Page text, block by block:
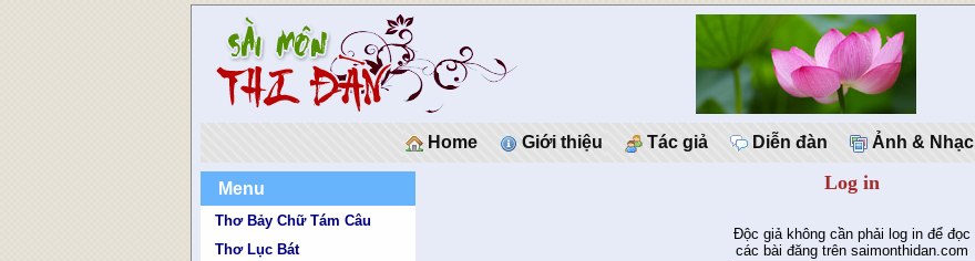
Home Giới thiệu Tác giả Diễn đàn Ảnh & Nhạc
Menu
Thơ Bảy Chữ Tám Câu
Thơ Lục Bát
Log in
Độc giả không cần phải log in để đọc
các bài đăng trên saimonthidan.com